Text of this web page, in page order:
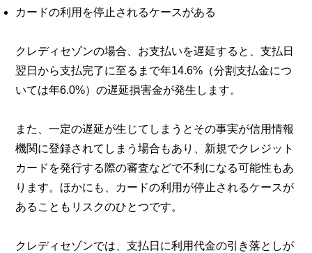
カードの利用を停止されるケースがある
クレディセゾンの場合、お支払いを遅延すると、支払日
翌日から支払完了に至るまで年14.6%（分割支払金につ
いては年6.0%）の遅延損害金が発生します。
また、一定の遅延が生じてしまうとその事実が信用情報
機関に登録されてしまう場合もあり、新規でクレジット
カードを発行する際の審査などで不利になる可能性もあ
ります。ほかにも、カードの利用が停止されるケースが
あることもリスクのひとつです。
クレディセゾンでは、支払日に利用代金の引き落としが